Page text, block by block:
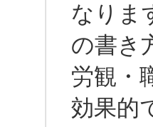
なりま
の書き
労観・
効果的